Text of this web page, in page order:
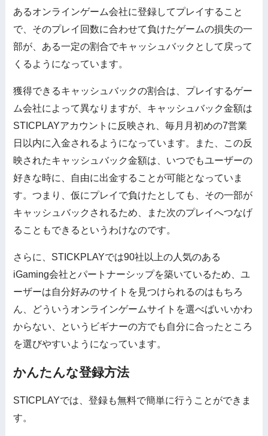
あるオンラインゲーム会社に登録してプレイすること
で、そのプレイ回数に合わせて負けたゲームの損失の一
部が、ある一定の割合でキャッシュバックとして戻って
くるようになっています。
獲得できるキャッシュバックの割合は、プレイするゲー
ム会社によって異なりますが、キャッシュバック金額は
STICPLAYアカウントに反映され、毎月月初めの7営業
日以内に入金されるようになっています。また、この反
映されたキャッシュバック金額は、いつでもユーザーの
好きな時に、自由に出金することが可能となっていま
す。つまり、仮にプレイで負けたとしても、その一部が
キャッシュバックされるため、また次のプレイへつなげ
ることもできるというわけなのです。
さらに、STICKPLAYでは90社以上の人気のある
iGaming会社とパートナーシップを築いているため、ユ
ーザーは自分好みのサイトを見つけられるのはもちろ
ん、どういうオンラインゲームサイトを選べばいいかわ
からない、というビギナーの方でも自分に合ったところ
を選びやすいようになっています。
かんたんな登録方法
STICPLAYでは、登録も無料で簡単に行うことができま
す。